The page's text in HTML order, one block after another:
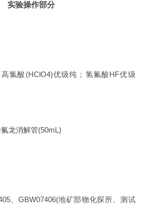
实验操作部分
氯酸(HClO4)优级纯；氢氟酸HF优级
氟龙消解管(50mL)
、GBW07406(地矿部物化探所、测试